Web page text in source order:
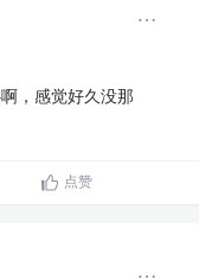
，感觉好久没那
点赞